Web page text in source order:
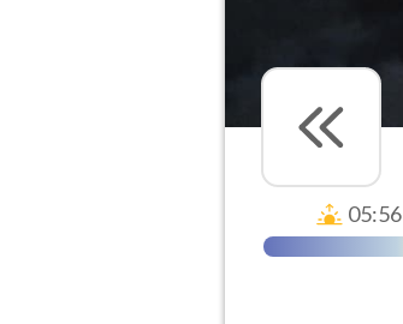
05:56